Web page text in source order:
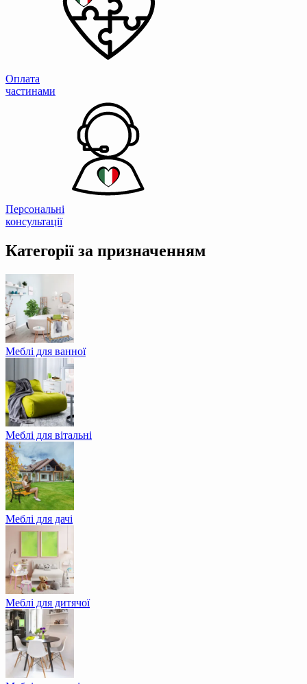
Оплата
частинами
Персональні
консультації
Категорії за призначенням
Меблі для ванної
Меблі для вітальні
Меблі для дачі
Меблі для дитячої